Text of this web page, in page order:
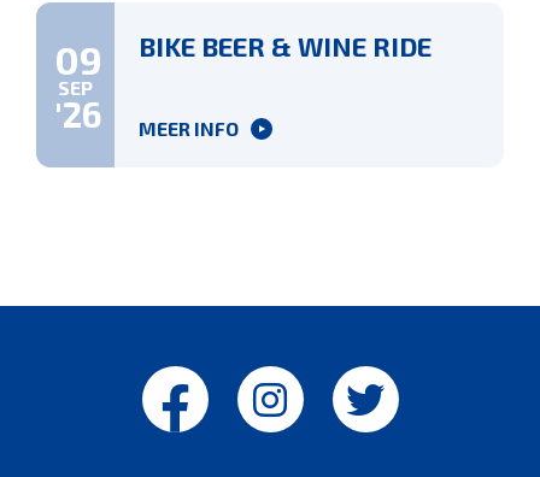
09
SEP
'26
BIKE BEER & WINE RIDE
MEER INFO